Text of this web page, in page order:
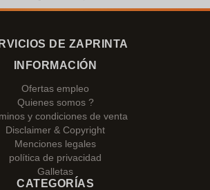
DE ZAPRINTA
INFORMACIÓN
Ofertas empleo
Quienes somos ?
y condiciones de venta
Disclaimer & Copyright
Menciones legales
política de privacidad
Galletas
CATEGORÍAS